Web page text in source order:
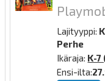
Lajityyppi:
Perhe
Ikäraja: K-7
Ensi-ilta: